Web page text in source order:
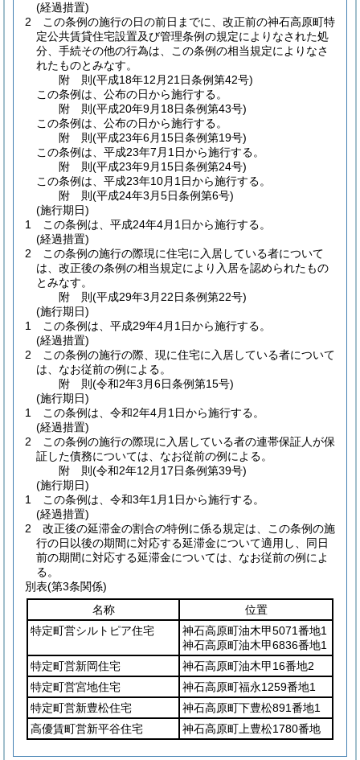
(経過措置)
2
この条例の施行の日の前日までに、改正前の神石高原町特
定公共賃貸住宅設置及び管理条例の規定によりなされた処
分、手続その他の行為は、この条例の相当規定によりなさ
れたものとみなす。
附 則(平成18年12月21日条例第42号)
この条例は、公布の日から施行する。
附 則(平成20年9月18日条例第43号)
この条例は、公布の日から施行する。
附 則(平成23年6月15日条例第19号)
この条例は、平成23年7月1日から施行する。
附 則(平成23年9月15日条例第24号)
この条例は、平成23年10月1日から施行する。
附 則(平成24年3月5日条例第6号)
(施行期日)
1
この条例は、平成24年4月1日から施行する。
(経過措置)
2
この条例の施行の際現に住宅に入居している者について
は、改正後の条例の相当規定により入居を認められたもの
とみなす。
附 則(平成29年3月22日条例第22号)
(施行期日)
1
この条例は、平成29年4月1日から施行する。
(経過措置)
2
この条例の施行の際、現に住宅に入居している者について
は、なお従前の例による。
附 則(令和2年3月6日条例第15号)
(施行期日)
1
この条例は、令和2年4月1日から施行する。
(経過措置)
2
この条例の施行の際現に入居している者の連帯保証人が保
証した債務については、なお従前の例による。
附 則(令和2年12月17日条例第39号)
(施行期日)
1
この条例は、令和3年1月1日から施行する。
(経過措置)
2
改正後の延滞金の割合の特例に係る規定は、この条例の施
行の日以後の期間に対応する延滞金について適用し、同日
前の期間に対応する延滞金については、なお従前の例によ
る。
別表(第3条関係)
名称
位置
特定町営シルトピア住宅
神石高原町油木甲5071番地1
神石高原町油木甲6836番地1
特定町営新岡住宅
神石高原町油木甲16番地2
特定町営宮地住宅
神石高原町福永1259番地1
特定町営新豊松住宅
神石高原町下豊松891番地1
高優賃町営新平谷住宅
神石高原町上豊松1780番地